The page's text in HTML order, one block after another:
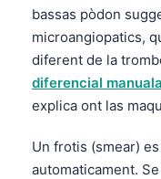
bassas pòdon
microangiopatics,
diferent de la
diferencial
explica ont las
Un frotis (smear)
automaticament.